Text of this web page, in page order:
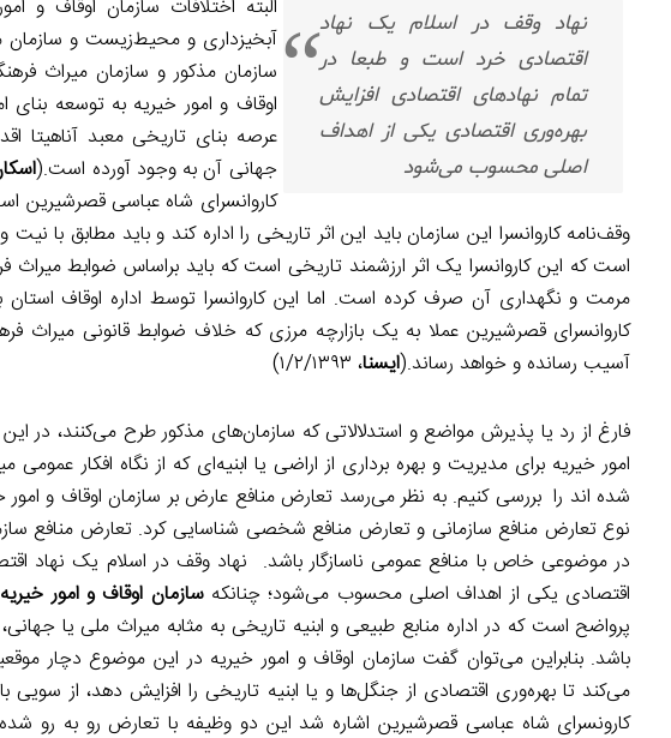
نهاد وقف در اسلام یک نهاد
اقتصادی خرد است و طبعا در
تمام نهادهای اقتصادی افزایش
بهره‌وری اقتصادی یکی از اهداف
اصلی محسوب می‌شود
البته اختلافات سازمان اوقاف و
آبخیزداری و محیط‌زیست و سازمان
سازمان مذکور و سازمان میراث
اوقاف و امور خیریه به توسعه بنای
عرصه بنای تاریخی معبد آناهیتا
جهانی آن به وجود آورده است.(
کاروانسرای شاه عباسی قصرشیرین
وقف‌نامه کاروانسرا این سازمان باید این اثر تاریخی را اداره کند و باید مطابق با
مرمت و نگهداری آن صرف کرده است. اما این کاروانسرا توسط اداره اوقاف
کاروانسرای قصرشیرین عملا به یک بازارچه مرزی که خلاف ضوابط قانونی میراث
آسیب رسانده و خواهد رساند.(ایسنا، ۱/۲/۱۳۹۳)
فارغ از رد یا پذیرش مواضع و استدلالاتی که سازمان‌های مذکور طرح می‌کنند، در
امور خیریه برای مدیریت و بهره برداری از اراضی یا ابنیه‌ای که از نگاه افکار
شده اند را بررسی کنیم. به نظر می‌رسد تعارض منافع عارض بر سازمان اوقاف و امور
نوع تعارض منافع سازمانی و تعارض منافع شخصی شناسایی کرد. تعارض منافع
در موضوعی خاص با منافع عمومی ناسازگار باشد. نهاد وقف در اسلام یک نهاد
اقتصادی یکی از اهداف اصلی محسوب می‌شود؛ چنانکهسازمان اوقاف و امور خیریه
پرواضح است که در اداره منابع طبیعی و ابنیه تاریخی به مثابه میراث ملی یا
باشد. بنابراین می‌توان گفت سازمان اوقاف و امور خیریه در این موضوع دچار
می‌کند تا بهره‌وری اقتصادی از جنگل‌ها و یا ابنیه تاریخی را افزایش دهد، از
کارونسرای شاه عباسی قصرشیرین اشاره شد این دو وظیفه با تعارض رو به رو